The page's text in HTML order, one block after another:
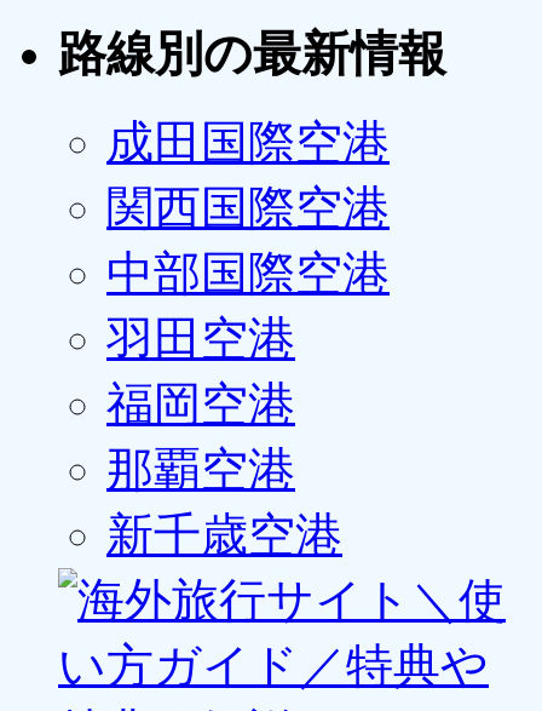
路線別の最新情報
成田国際空港
関西国際空港
中部国際空港
羽田空港
福岡空港
那覇空港
新千歳空港